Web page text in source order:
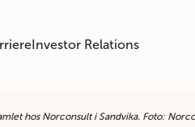
Investor Relations
hos Norconsult i Sandvika. Foto: